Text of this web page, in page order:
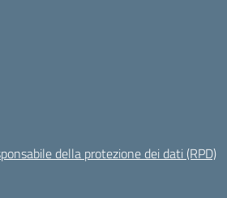
della protezione dei dati (RPD)